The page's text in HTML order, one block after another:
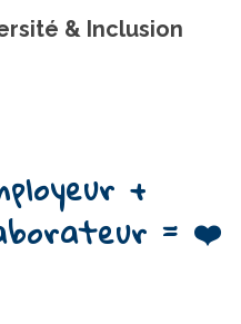
& Inclusion
+
= ❤️